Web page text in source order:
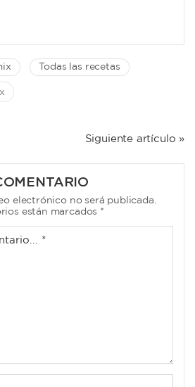
Todas las recetas
Siguiente artículo »
electrónico no será publicada.
están marcados *